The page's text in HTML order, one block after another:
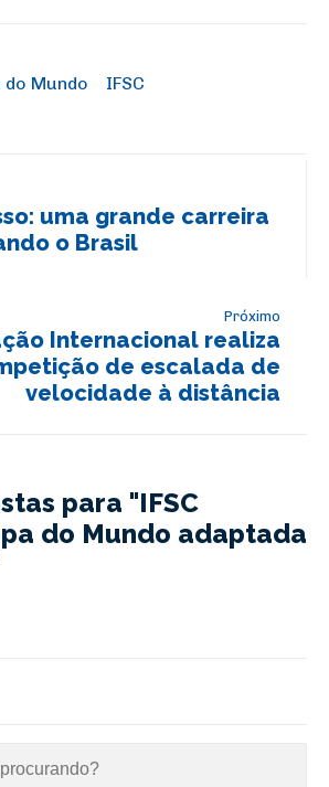
do Mundo IFSC
uma grande carreira
o Brasil
Próximo
Internacional realiza
de escalada de
velocidade à distância
para "IFSC
do Mundo adaptada